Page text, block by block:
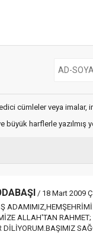
cümleler veya imalar,
büyük harflerle yazılmış
/ 18 Mart 2009
ALLAH'TAN
DİLİYORUM.BAŞIMIZ